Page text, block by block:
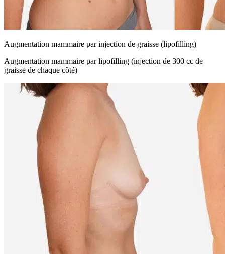
Augmentation mammaire par injection de graisse (lipofilling)
Augmentation mammaire par lipofilling (injection de 300 cc de
graisse de chaque côté)